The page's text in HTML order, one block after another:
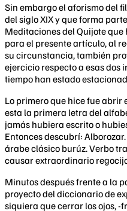
Sin embargo el aforismo del
del siglo XIX y que forma
Meditaciones del Quijote
para el presente artículo, al
su circunstancia, también
ejercicio respecto a esas
tiempo han estado
Lo primero que hice fue abrir
esta la primera letra del
jamás hubiera escrito o
Entonces descubrí:
árabe clásico burúz. Verbo
causar extraordinario
Minutos después frente a la
proyecto del diccionario de
siquiera que cerrar los ojos,